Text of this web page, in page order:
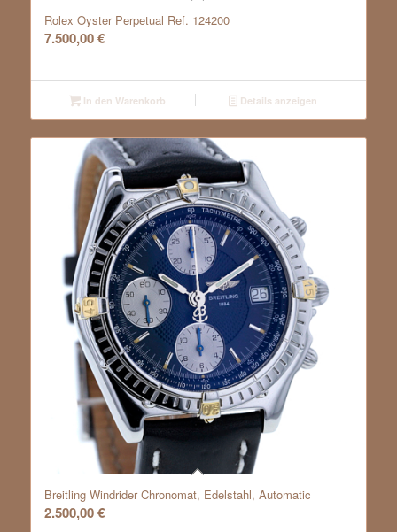
Rolex Oyster Perpetual Ref. 124200
7.500,00€
In den Warenkorb Details anzeigen
Breitling Windrider Chronomat, Edelstahl, Automatic
2.500,00€